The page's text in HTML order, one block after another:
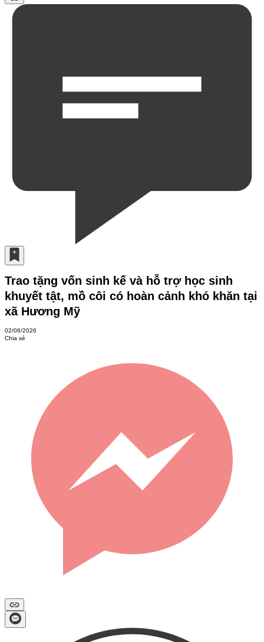
Trao tặng vốn sinh kế và hỗ trợ học sinh
khuyết tật, mồ côi có hoàn cảnh khó khăn tại
xã Hương Mỹ
02/06/2026
Chia sẻ